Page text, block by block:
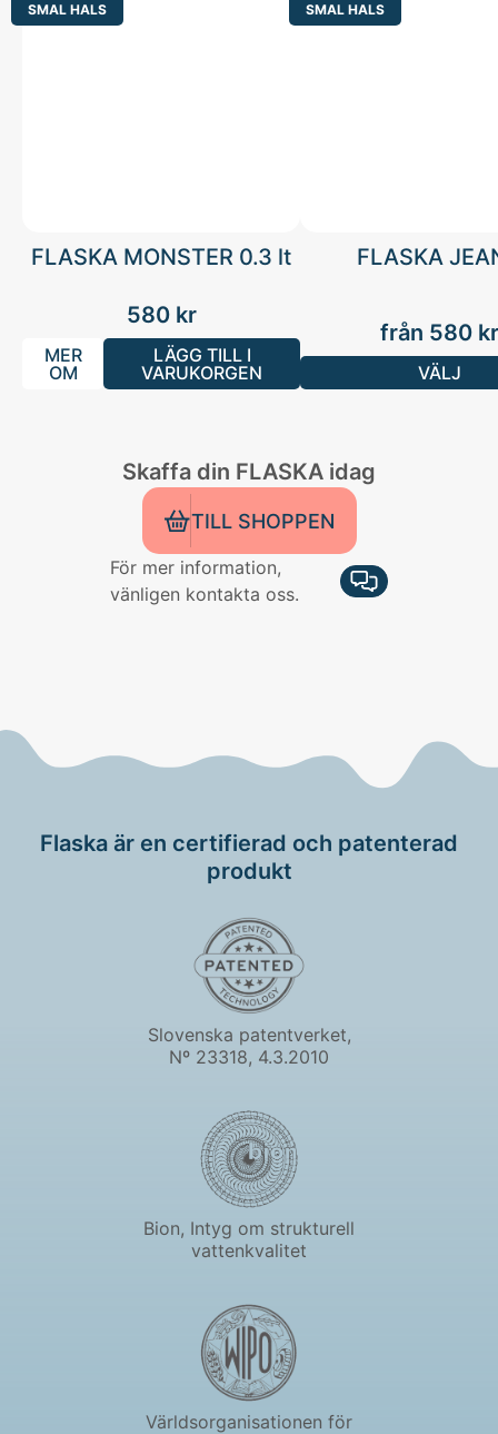
SMAL HALS
FLASKA MONSTER 0.3 lt
580 kr
MER
OM
LÄGG TILL I
VARUKORGEN
SMAL HALS
FLASKA
från 580 kr
VÄLJ
Skaffa din FLASKA idag
TILL SHOPPEN
För mer information,
vänligen kontakta oss.
Flaska är en certifierad och patenterad
produkt
Slovenska patentverket,
Nº 23318, 4.3.2010
Bion, Intyg om strukturell
vattenkvalitet
Världsorganisationen för